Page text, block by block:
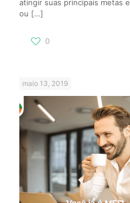
atingir suas principais metas
ou […]
0
maio 13, 2019